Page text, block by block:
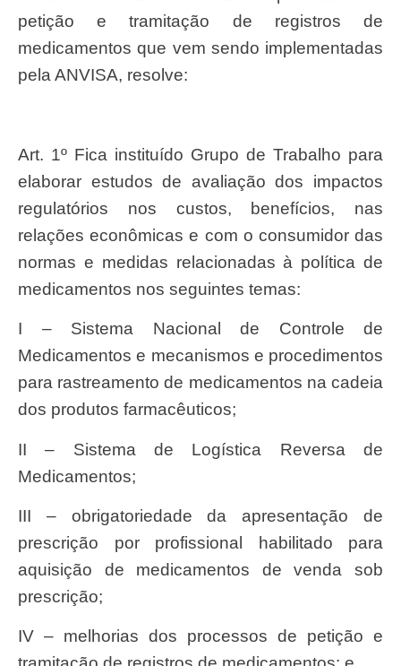
petição e tramitação de registros de
medicamentos que vem sendo implementadas
pela ANVISA, resolve:
Art. 1º Fica instituído Grupo de Trabalho para
elaborar estudos de avaliação dos impactos
regulatórios nos custos, benefícios, nas
relações econômicas e com o consumidor das
normas e medidas relacionadas à política de
medicamentos nos seguintes temas:
I – Sistema Nacional de Controle de
Medicamentos e mecanismos e procedimentos
para rastreamento de medicamentos na cadeia
dos produtos farmacêuticos;
II – Sistema de Logística Reversa de
Medicamentos;
III – obrigatoriedade da apresentação de
prescrição por profissional habilitado para
aquisição de medicamentos de venda sob
prescrição;
IV – melhorias dos processos de petição e